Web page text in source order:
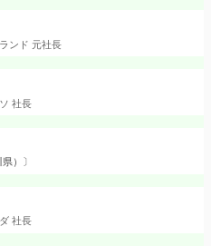
ンド 元社長
社長
）〕
社長